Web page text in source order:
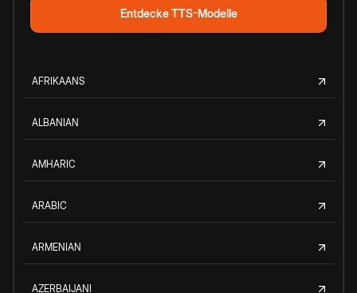
Entdecke TTS-Modelle
AFRIKAANS
ALBANIAN
AMHARIC
ARABIC
ARMENIAN
AZERBAIJANI